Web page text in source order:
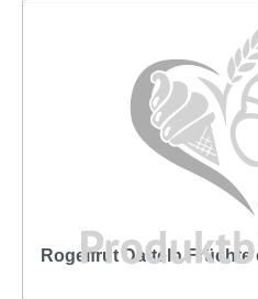
Rogelfrut Datteln Früchte